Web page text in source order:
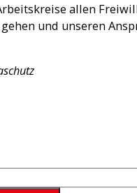
allen
und unseren